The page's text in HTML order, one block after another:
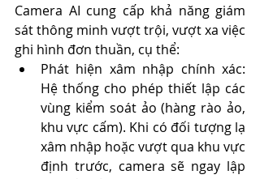
Camera AI cung cấp khả năng giám
sát thông minh vượt trội, vượt xa việc
ghi hình đơn thuần, cụ thể:
Phát hiện xâm nhập chính xác:
Hệ thống cho phép thiết lập các
vùng kiểm soát ảo (hàng rào ảo,
khu vực cấm). Khi có đối tượng lạ
xâm nhập hoặc vượt qua khu vực
định trước, camera sẽ ngay lập